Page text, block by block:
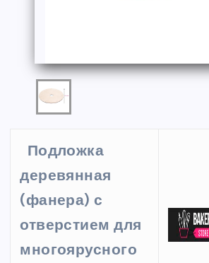
Подложка
деревянная
(фанера) с
отверстием для
многоярусного